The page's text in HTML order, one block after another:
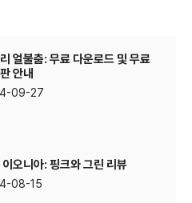
얼불춤: 무료 다운로드 및 무료
안내
09-27
이오니아: 핑크와 그린 리뷰
08-15